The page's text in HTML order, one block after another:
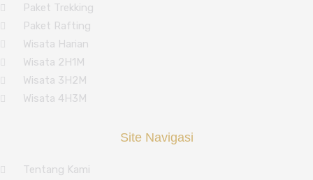
Paket Trekking
Paket Rafting
Wisata Harian
Wisata 2H1M
Wisata 3H2M
Wisata 4H3M
Site Navigasi
Tentang Kami